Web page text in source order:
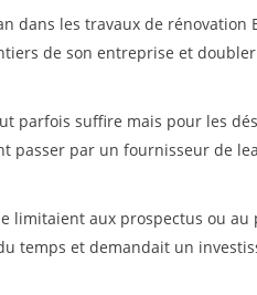
dans les travaux de rénovation
de son entreprise et
parfois suffire mais pour les
passer par un fournisseur de
limitaient aux prospectus ou au
temps et demandait un